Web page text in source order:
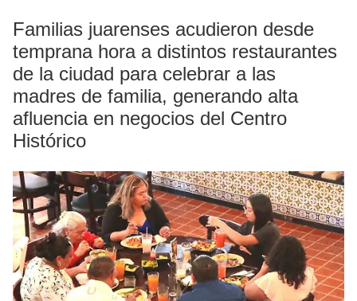
Familias juarenses acudieron desde
temprana hora a distintos restaurantes
de la ciudad para celebrar a las
madres de familia, generando alta
afluencia en negocios del Centro
Histórico